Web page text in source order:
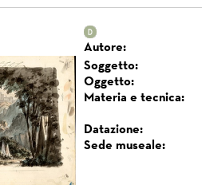
Autore:
Soggetto:
Oggetto:
Materia e tecnica:
Datazione:
Sede museale: